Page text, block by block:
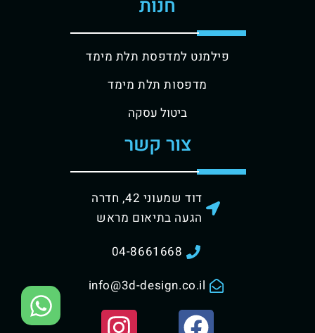
חנות
פילמנט למדפסת תלת מימד
מדפסות תלת מימד
ביטול עסקה
צור קשר
דוד שמעוני 42, חדרה
הגעה בתיאום מראש
04-8661668
info@3d-design.co.il